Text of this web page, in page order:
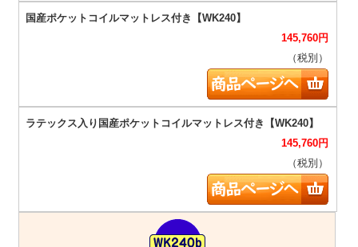
145,760円
（税別）
145,760円
（税別）